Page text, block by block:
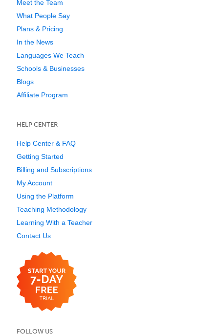
Meet the Team
What People Say
Plans & Pricing
In the News
Languages We Teach
Schools & Businesses
Blogs
Affiliate Program
HELP CENTER
Help Center & FAQ
Getting Started
Billing and Subscriptions
My Account
Using the Platform
Teaching Methodology
Learning With a Teacher
Contact Us
FOLLOW US